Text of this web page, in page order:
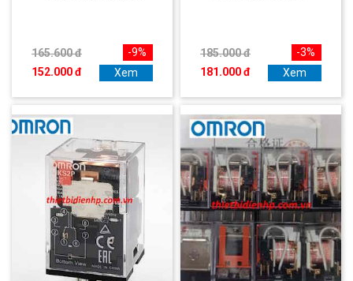
165.600 đ
152.000 đ
-9%
Xem
185.000 đ
181.000 đ
-3%
Xem